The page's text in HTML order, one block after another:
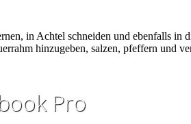
in Achtel schneiden und ebenfalls
hinzugeben, salzen, pfeffern und
Pro